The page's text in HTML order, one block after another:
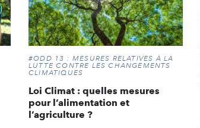
#ODD 13 : MESURES RELATIVES À LA
LUTTE CONTRE LES CHANGEMENTS
CLIMATIQUES
Loi Climat : quelles mesures
pour l’alimentation et
l’agriculture ?